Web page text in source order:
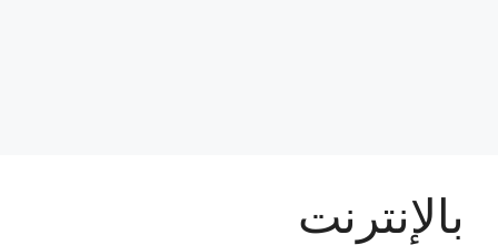
بالإنترنت